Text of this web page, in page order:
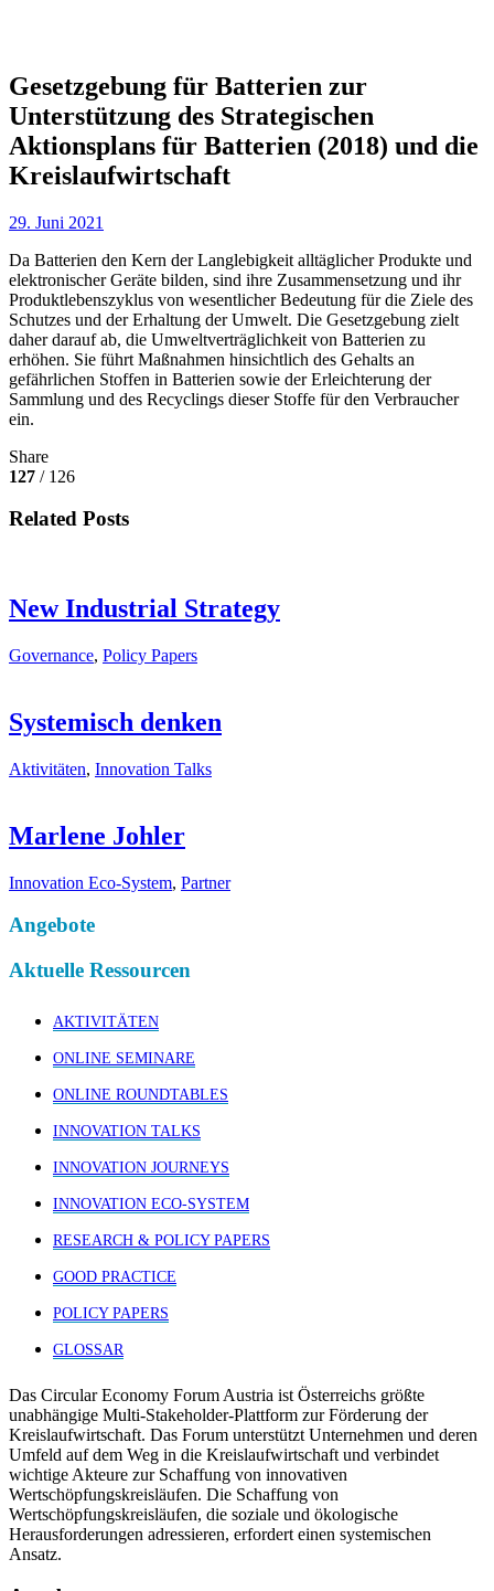
Gesetzgebung für Batterien zur
Unterstützung des Strategischen
Aktionsplans für Batterien (2018) und die
Kreislaufwirtschaft
29. Juni 2021
Da Batterien den Kern der Langlebigkeit alltäglicher Produkte und
elektronischer Geräte bilden, sind ihre Zusammensetzung und ihr
Produktlebenszyklus von wesentlicher Bedeutung für die Ziele des
Schutzes und der Erhaltung der Umwelt. Die Gesetzgebung zielt
daher darauf ab, die Umweltverträglichkeit von Batterien zu
erhöhen. Sie führt Maßnahmen hinsichtlich des Gehalts an
gefährlichen Stoffen in Batterien sowie der Erleichterung der
Sammlung und des Recyclings dieser Stoffe für den Verbraucher
ein.
Share
127 / 126
Related Posts
New Industrial Strategy
Governance, Policy Papers
Systemisch denken
Aktivitäten, Innovation Talks
Marlene Johler
Innovation Eco-System, Partner
Angebote
Aktuelle Ressourcen
AKTIVITÄTEN
ONLINE SEMINARE
ONLINE ROUNDTABLES
INNOVATION TALKS
INNOVATION JOURNEYS
INNOVATION ECO-SYSTEM
RESEARCH & POLICY PAPERS
GOOD PRACTICE
POLICY PAPERS
GLOSSAR
Das Circular Economy Forum Austria ist Österreichs größte
unabhängige Multi-Stakeholder-Plattform zur Förderung der
Kreislaufwirtschaft. Das Forum unterstützt Unternehmen und deren
Umfeld auf dem Weg in die Kreislaufwirtschaft und verbindet
wichtige Akteure zur Schaffung von innovativen
Wertschöpfungskreisläufen. Die Schaffung von
Wertschöpfungskreisläufen, die soziale und ökologische
Herausforderungen adressieren, erfordert einen systemischen
Ansatz.